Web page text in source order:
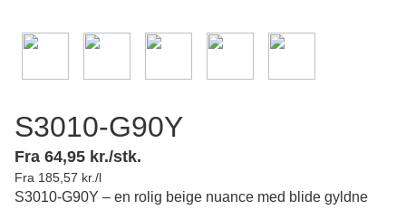
S3010-G90Y
Fra 64,95 kr./stk.
Fra 185,57 kr./l
S3010-G90Y – en rolig beige nuance med blide gyldne